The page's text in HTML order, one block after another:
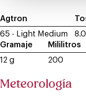
Agtron
65 - Light Medium
Gramaje
12 g
Mililitros
200
Meteorología